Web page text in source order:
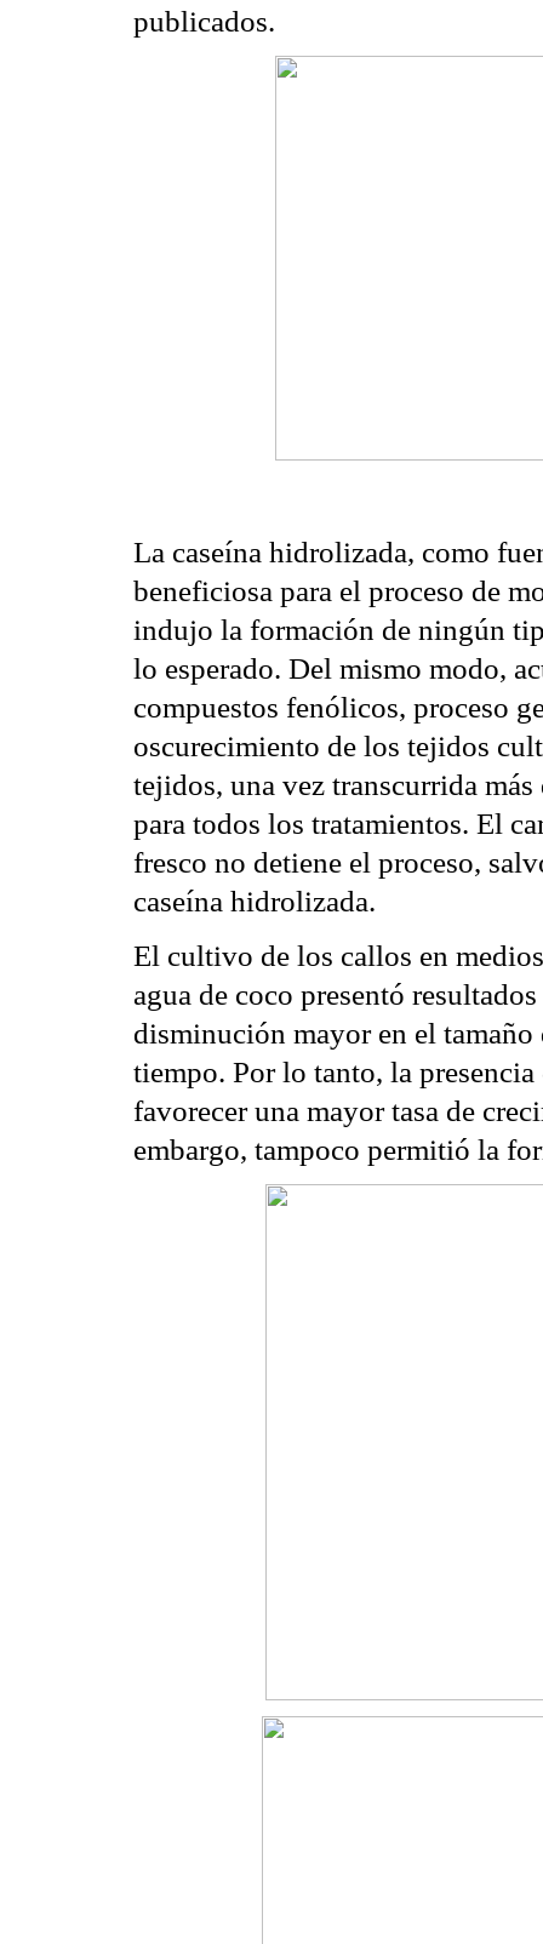
publicados.
La caseína hidrolizada, como
beneficiosa para el proceso de
indujo la formación de ningún
lo esperado. Del mismo modo,
compuestos fenólicos, proceso
oscurecimiento de los tejidos
tejidos, una vez transcurrida
para todos los tratamientos. El
fresco no detiene el proceso,
caseína hidrolizada.
El cultivo de los callos en
agua de coco presentó
disminución mayor en el
tiempo. Por lo tanto, la presencia
favorecer una mayor tasa de
embargo, tampoco permitió la